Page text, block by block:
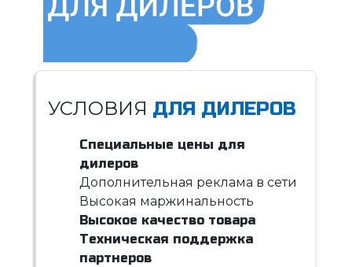
УСЛОВИЯ ДЛЯ ДИЛЕРОВ
Специальные цены для
дилеров
Дополнительная реклама в сети
Высокая маржинальность
Высокое качество товара
Техническая поддержка
партнеров